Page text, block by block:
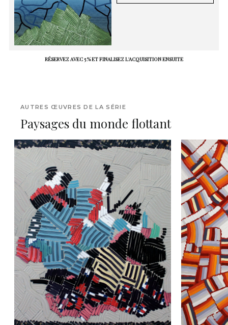
RÉSERVEZ AVEC 5 % ET FINALISEZ L'ACQUISITION ENSUITE
AUTRES ŒUVRES DE LA SÉRIE
Paysages du monde flottant